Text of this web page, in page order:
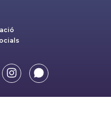
InstagramWhatsapp